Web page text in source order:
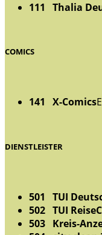
111 Thalia
COMICS
141 X-Comics
DIENSTLEISTER
501 TUI
502 TUI
503 Kreis-